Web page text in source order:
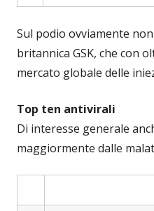
Sul podio ovviamente
britannica GSK, che con
mercato globale delle
Top ten antivirali
Di interesse generale
maggiormente dalle